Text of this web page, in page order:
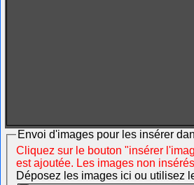
Envoi d'images pour les insérer
Cliquez sur le bouton "insérer
est ajoutée. Les images non
Déposez les images ici ou utilisez